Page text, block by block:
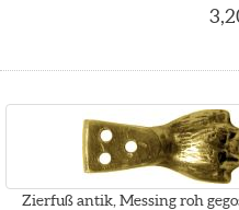
Zierfuß antik, Messing roh